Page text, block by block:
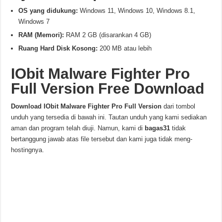
OS yang didukung:Windows 11, Windows 10, Windows 8.1,
Windows 7
RAM (Memori): RAM 2 GB (disarankan 4 GB)
Ruang Hard Disk Kosong: 200 MB atau lebih
IObit Malware Fighter Pro
Full Version Free Download
Download IObit Malware Fighter Pro Full Version dari tombol
unduh yang tersedia di bawah ini. Tautan unduh yang kami sediakan
aman dan program telah diuji. Namun, kami di bagas31tidak
bertanggung jawab atas file tersebut dan kami juga tidak meng-
hostingnya.